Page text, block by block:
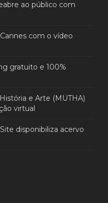
ao público com
com o vídeo
gratuito e 100%
e Arte (MUTHA)
virtual
disponibiliza acervo